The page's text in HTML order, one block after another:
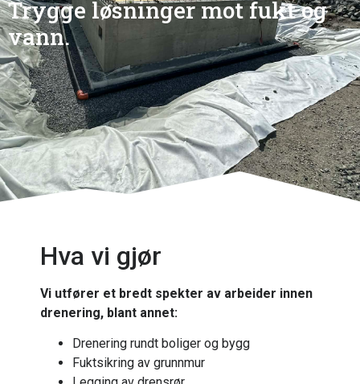
Trygge løsninger mot fukt og
vann.
Hva vi gjør
Vi utfører et bredt spekter av arbeider innen
drenering, blant annet:
Drenering rundt boliger og bygg
Fuktsikring av grunnmur